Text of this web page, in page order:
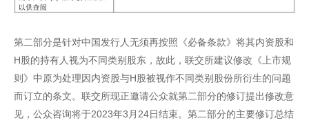
第二部分是针对中国发行人无须再按照《必备条款》将其内资股和
H股的持有人视为不同类别股东，故此，联交所建议修改《上市规
则》中原为处理因内资股与H股被视作不同类别股份所衍生的问题
而订立的条文。联交所现正邀请公众就第二部分的修订提出修改意
见，公众咨询将于2023年3月24日结束。第二部分的主要修订总结